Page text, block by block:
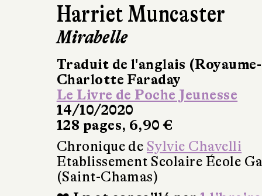
Harriet Muncaster
Mirabelle
Traduit de l'anglais
Charlotte Faraday
Le Livre de Poche Jeunesse
14/10/2020
128 pages, 6,90 €
Chronique de Sylvie Chavelli
Etablissement Scolaire École
(Saint-Chamas)